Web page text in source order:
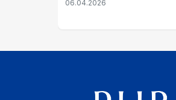
06.04.2026